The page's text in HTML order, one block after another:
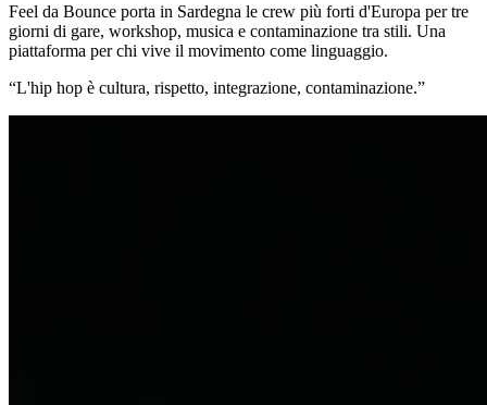
Feel da Bounce porta in Sardegna le crew più forti d'Europa per tre
giorni di gare, workshop, musica e contaminazione tra stili. Una
piattaforma per chi vive il movimento come linguaggio.
“L'hip hop è cultura, rispetto, integrazione, contaminazione.”